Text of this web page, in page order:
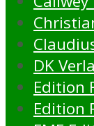
DK
Edition
Edition